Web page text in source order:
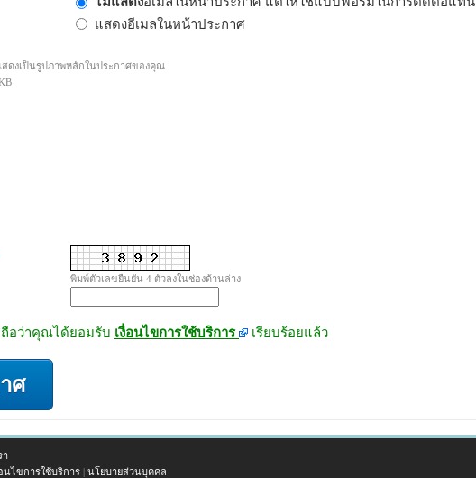
แสดงอีเมลในหน้าประกาศ
ดงเป็นรูปภาพหลักในประกาศของคุณ
พิมพ์ตัวเลขยืนยัน 4 ตัวลงในช่องด้านล่าง
ถือว่าคุณได้ยอมรับ เงื่อนไขการใช้บริการ เรียบร้อยแล้ว
ศ
า
นไขการใช้บริการ| นโยบายส่วนบุคคล